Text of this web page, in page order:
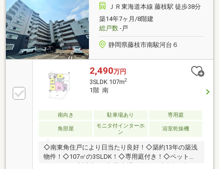
請求も大歓迎です☆平日・休日問わずご対応させてい
ただきます♪事前に鍵の手配が必要な場合があります
のでお早目にご連絡をいただけるとご案内がスムーズ
です。
ＪＲ東海道本線 藤枝駅 徒歩38分
築14年7ヶ月/8階建
総戸数-戸
静岡県藤枝市南駿河台６
2,490万円
3SLDK 107m2
1階 南
南向き 駐車場あり 専用庭
角部屋
モニタ付インターホ
ン
浴室乾燥機
◇南東角住戸により日当たり良好！◇築約13年の築浅
物件！◇107㎡の3SLDK！◇専用庭付き！◇ペット可